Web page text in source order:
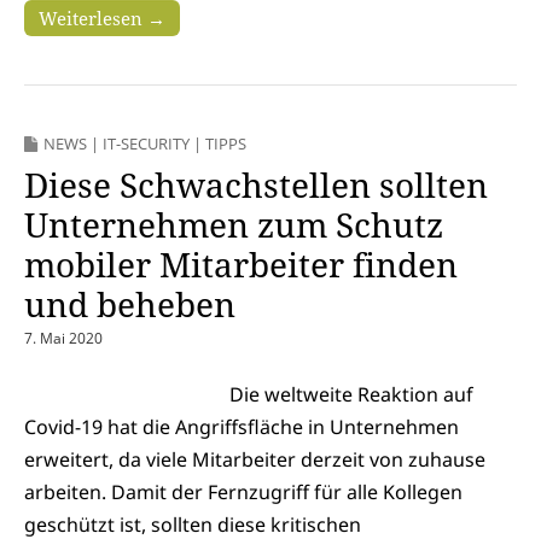
Weiterlesen →
NEWS | IT-SECURITY | TIPPS
Diese Schwachstellen sollten
Unternehmen zum Schutz
mobiler Mitarbeiter finden
und beheben
7. Mai 2020
Die weltweite Reaktion auf
Covid-19 hat die Angriffsfläche in Unternehmen
erweitert, da viele Mitarbeiter derzeit von zuhause
arbeiten. Damit der Fernzugriff für alle Kollegen
geschützt ist, sollten diese kritischen